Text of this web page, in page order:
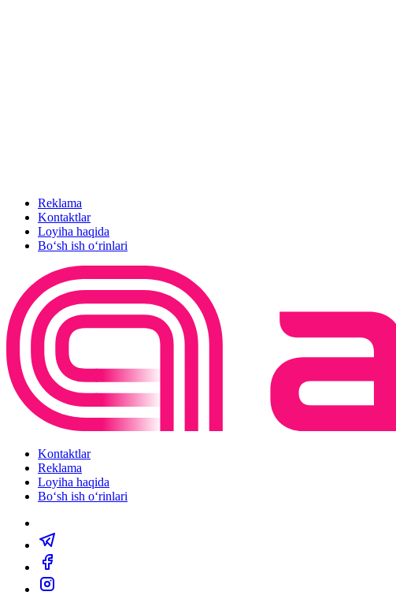
Reklama
Kontaktlar
Loyiha haqida
Bo‘sh ish o‘rinlari
Kontaktlar
Reklama
Loyiha haqida
Bo‘sh ish o‘rinlari